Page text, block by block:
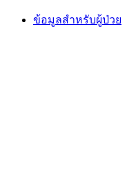
Skip
ข้อมูลสำหรับผู้ป่วย